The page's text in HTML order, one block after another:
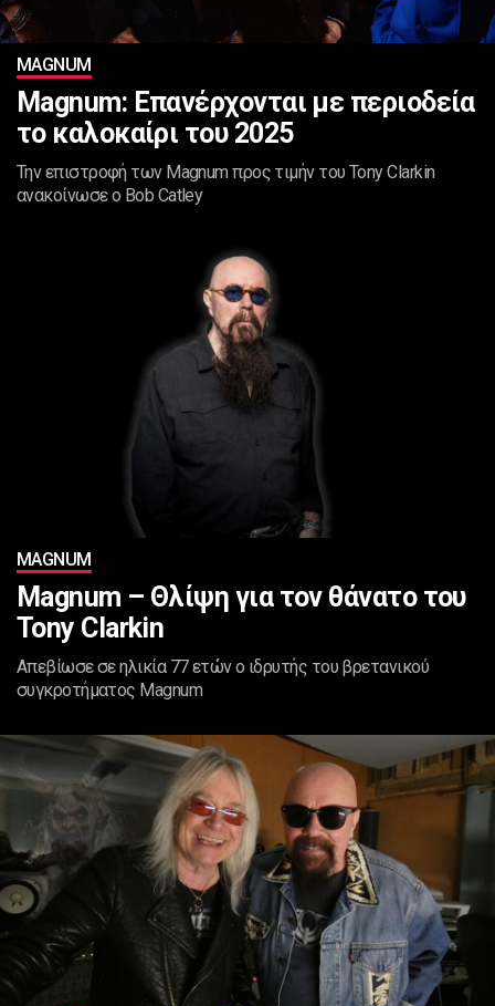
MAGNUM
Magnum: Επανέρχονται με περιοδεία
το καλοκαίρι του 2025
Την επιστροφή των Magnum προς τιμήν του Tony Clarkin
ανακοίνωσε ο Bob Catley
MAGNUM
Magnum – Θλίψη για τον θάνατο του
Tony Clarkin
Απεβίωσε σε ηλικία 77 ετών ο ιδρυτής του βρετανικού
συγκροτήματος Magnum